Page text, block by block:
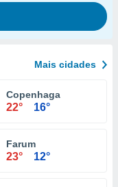
Mais cidades
Copenhaga
22° 16°
Farum
23° 12°